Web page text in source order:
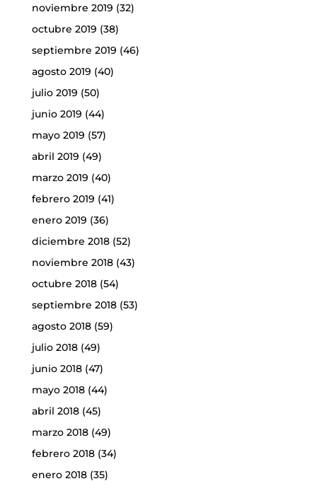
noviembre 2019 (32)
octubre 2019 (38)
septiembre 2019 (46)
agosto 2019 (40)
julio 2019 (50)
junio 2019 (44)
mayo 2019 (57)
abril 2019 (49)
marzo 2019 (40)
febrero 2019 (41)
enero 2019 (36)
diciembre 2018(52)
noviembre 2018(43)
octubre 2018(54)
septiembre 2018(53)
agosto 2018(59)
julio 2018(49)
junio 2018(47)
mayo 2018(44)
abril 2018(45)
marzo 2018(49)
febrero 2018(34)
enero 2018(35)